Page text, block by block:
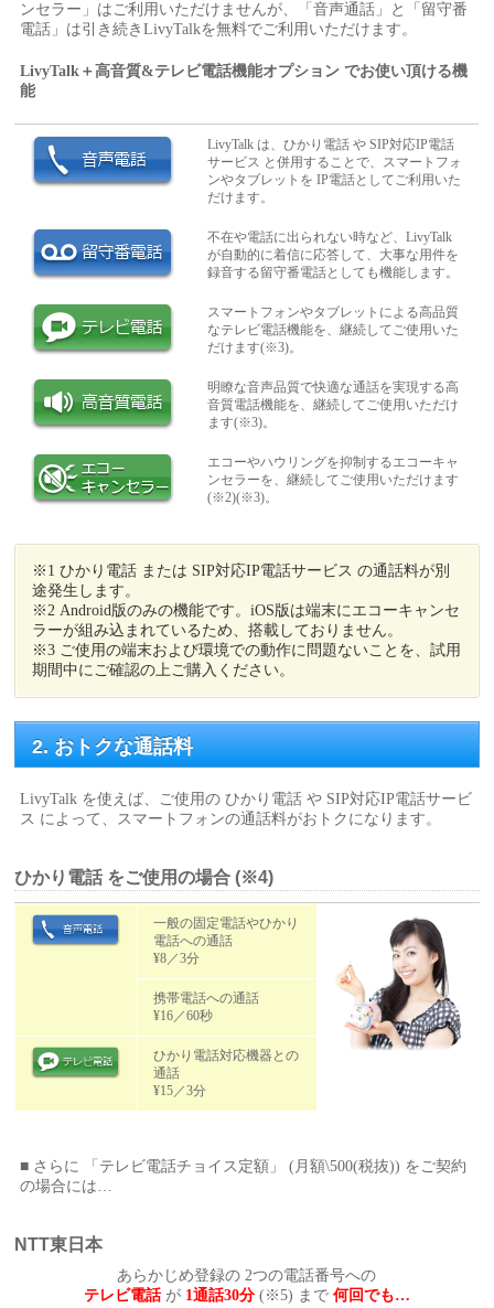
ンセラー」はご利用いただけませんが、「音声通話」と「留守番
電話」は引き続きLivyTalkを無料でご利用いただけます。
LivyTalk＋高音質&テレビ電話機能オプション でお使い頂ける機
能
LivyTalk は、ひかり電話 や SIP対応IP電話
サービス と併用することで、スマートフォ
ンやタブレットを IP電話としてご利用いた
だけます。
不在や電話に出られない時など、LivyTalk
が自動的に着信に応答して、大事な用件を
録音する留守番電話としても機能します。
スマートフォンやタブレットによる高品質
なテレビ電話機能を、継続してご使用いた
だけます(※3)。
明瞭な音声品質で快適な通話を実現する高
音質電話機能を、継続してご使用いただけ
ます(※3)。
エコーやハウリングを抑制するエコーキャ
ンセラーを、継続してご使用いただけます
(※2)(※3)。
※1 ひかり電話 または SIP対応IP電話サービス の通話料が別
途発生します。
※2 Android版のみの機能です。iOS版は端末にエコーキャンセ
ラーが組み込まれているため、搭載しておりません。
※3 ご使用の端末および環境での動作に問題ないことを、試用
期間中にご確認の上ご購入ください。
2. おトクな通話料
LivyTalk を使えば、ご使用の ひかり電話 や SIP対応IP電話サービ
ス によって、スマートフォンの通話料がおトクになります。
ひかり電話 をご使用の場合 (※4)
一般の固定電話やひかり
電話への通話
¥8／3分
携帯電話への通話
¥16／60秒
ひかり電話対応機器との
通話
¥15／3分
■ さらに 「テレビ電話チョイス定額」 (月額\500(税抜)) をご契約
の場合には…
NTT東日本
あらかじめ登録の 2つの電話番号への
テレビ電話が 1通話30分(※5) まで 何回でも…